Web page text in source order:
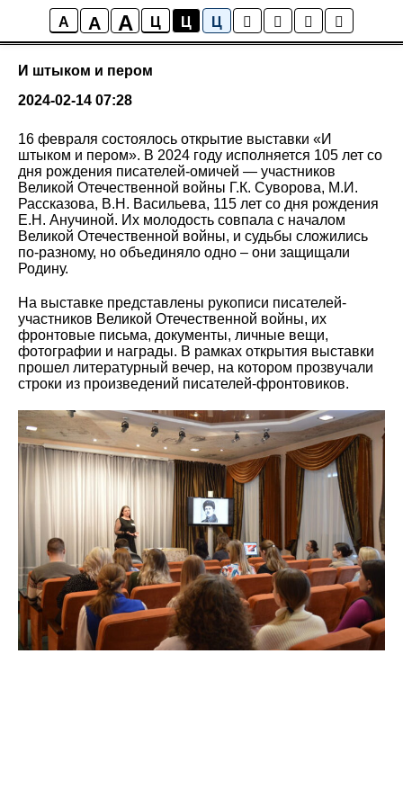
A A A Ц Ц Ц
События
И штыком и пером
2024-02-14 07:28
16 февраля состоялось открытие выставки «И
штыком и пером». В 2024 году исполняется 105 лет со
дня рождения писателей-омичей — участников
Великой Отечественной войны Г.К. Суворова, М.И.
Рассказова, В.Н. Васильева, 115 лет со дня рождения
Е.Н. Анучиной. Их молодость совпала с началом
Великой Отечественной войны, и судьбы сложились
по-разному, но объединяло одно – они защищали
Родину.
На выставке представлены рукописи писателей-
участников Великой Отечественной войны, их
фронтовые письма, документы, личные вещи,
фотографии и награды. В рамках открытия выставки
прошел литературный вечер, на котором прозвучали
строки из произведений писателей-фронтовиков.